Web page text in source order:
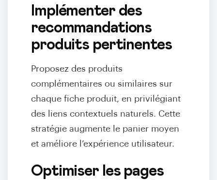
Implémenter des
recommandations
produits pertinentes
Proposez des produits
complémentaires ou similaires sur
chaque fiche produit, en privilégiant
des liens contextuels naturels. Cette
stratégie augmente le panier moyen
et améliore l’expérience utilisateur.
Optimiser les pages